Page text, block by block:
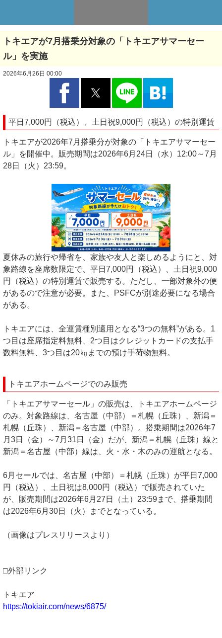
トキエアが7月搭乗分対象の「トキエアサマーセー
ル」を実施
2026年6月26日 00:00
平日7,000円（税込）、土日祝9,000円（税込）の特別運賃
トキエアが2026年7月搭乗分が対象の「トキエアサマーセー
ル」を開催中。販売期間は2026年6月24日（水）12:00～7月
28日（火）23:59。
夏休みの旅行や帰省を、家族や友人と楽しめるようにと、対
象路線を座席数限定で、平日7,000円（税込）、土日祝9,000
円（税込）の特別運賃で販売する。ただし、一部対象外の便
があるので注意が必要。また、PSFCが別途必要になる場合
がある。
トキエアには、全運賃種別適用となる“3つの無料”がある。1
つ目は座席指定料無料、2つ目はクレジットカードの支払手
数料無料、3つ目は20㎏までの預け手荷物無料。
トキエアホームページでのみ販売
「トキエアサマーセール」の販売は、トキエアホームページ
のみ。対象路線は、名古屋（中部）＝札幌（丘珠）、新潟＝
札幌（丘珠）、新潟＝名古屋（中部）。搭乗期間は2026年7
月3日（金）～7月31日（金）だが、新潟＝札幌（丘珠）線と
新潟＝名古屋（中部）線は、火・水・木のみの運航となる。
6月セールでは、名古屋（中部）＝札幌（丘珠）が平日7,000
円（税込）、土日祝は8,000円（税込）で販売されていた
が、販売期間は2026年6月27日（土）23:59まで、搭乗期間
は2026年6月30日（火）までとなっている。
（画像はプレスリリースより）
□外部リンク
トキエア
https://tokiair.com/news/6875/